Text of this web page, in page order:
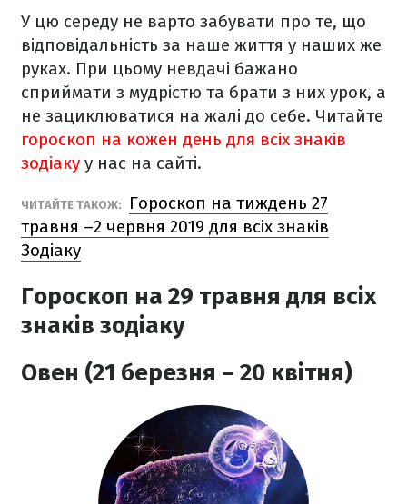
У цю середу не варто забувати про те, що
відповідальність за наше життя у наших же
руках. При цьому невдачі бажано
сприймати з мудрістю та брати з них урок, а
не зациклюватися на жалі до себе. Читайте
гороскоп на кожен день для всіх знаків
зодіаку у нас на сайті.
ЧИТАЙТЕ ТАКОЖ:
Гороскоп на тиждень 27
травня –2 червня 2019 для всіх знаків
Зодіаку
Гороскоп на 29 травня для всіх
знаків зодіаку
Овен (21 березня – 20 квітня)